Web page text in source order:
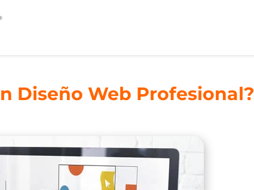
Diseño Web Profesional?